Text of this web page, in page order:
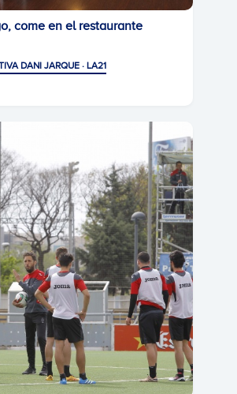
come en el restaurante
DANI JARQUE · LA21